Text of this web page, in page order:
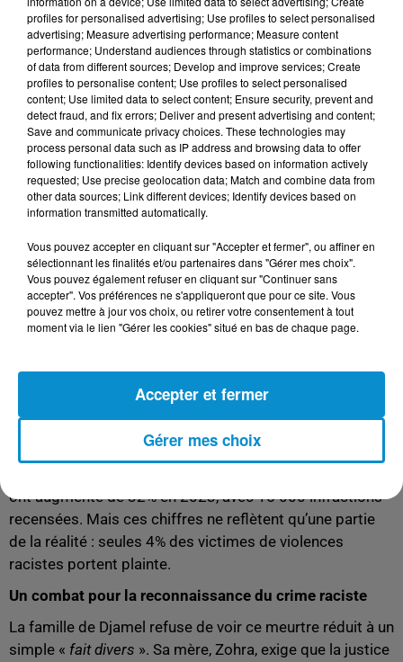
Malgré ces signalements, le parquet de Dunkerque a
classé les plaintes sans suite, invoquant la prescription
des faits.
Un déni judiciaire ?
L’enquête judiciaire en cours ne considère pas, pour le
moment, le caractère raciste du crime. Pour Me
Alexandre Demeyere-Honoré, avocat de la mère de
Djamel, ce choix est incompréhensible : «Jérôme D. doit
être jugé pour ce qu’il est : un raciste. Cela changerait tout,
passant d’une peine encourue de trente ans de réclusion à
la perpétuité.»
Les proches de Djamel dénoncent une inaction des
autorités face aux signaux d’alerte. «Sa dernière plainte
Un contexte alarmant
Ce drame s’inscrit dans un climat de radicalisation
croissante de l’extrême droite en France. Selon le
ont augmenté de 32% en 2023, avec 15 000 infractions
recensées. Mais ces chiffres ne reflètent qu’une partie
de la réalité : seules 4% des victimes de violences
racistes portent plainte.
Un combat pour la reconnaissance du crime raciste
La famille de Djamel refuse de voir ce meurtre réduit à un
simple « fait divers ». Sa mère, Zohra, exige que la justice
profiles for personalised advertising; Use profiles to select personalised
advertising; Measure advertising performance; Measure content
performance; Understand audiences through statistics or combinations
of data from different sources; Develop and improve services; Create
profiles to personalise content; Use profiles to select personalised
content; Use limited data to select content; Ensure security, prevent and
detect fraud, and fix errors; Deliver and present advertising and content;
Save and communicate privacy choices. These technologies may
process personal data such as IP address and browsing data to offer
following functionalities: Identify devices based on information actively
requested; Use precise geolocation data; Match and combine data from
other data sources; Link different devices; Identify devices based on
information transmitted automatically.
Vous pouvez accepter en cliquant sur "Accepter et fermer", ou affiner en
sélectionnant les finalités et/ou partenaires dans "Gérer mes choix".
Vous pouvez également refuser en cliquant sur "Continuer sans
accepter". Vos préférences ne s'appliqueront que pour ce site. Vous
pouvez mettre à jour vos choix, ou retirer votre consentement à tout
moment via le lien "Gérer les cookies" situé en bas de chaque page.
Gérer mes choix
Accepter et fermer